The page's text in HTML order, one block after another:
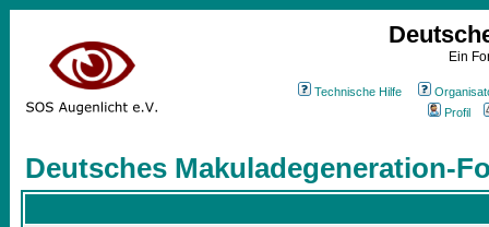
Ein
Technische Hilfe
Profil
Deutsches Makuladegeneration-